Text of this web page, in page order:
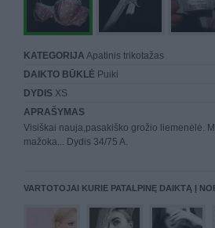
KATEGORIJA Apatinis trikotažas
DAIKTO BŪKLĖ Puiki
DYDIS XS
APRAŠYMAS
Visiškai nauja,pasakiško grožio liemenėlė.
mažoka... Dydis 34/75 A.
VARTOTOJAI KURIE PATALPINĘ DAIKTĄ Į